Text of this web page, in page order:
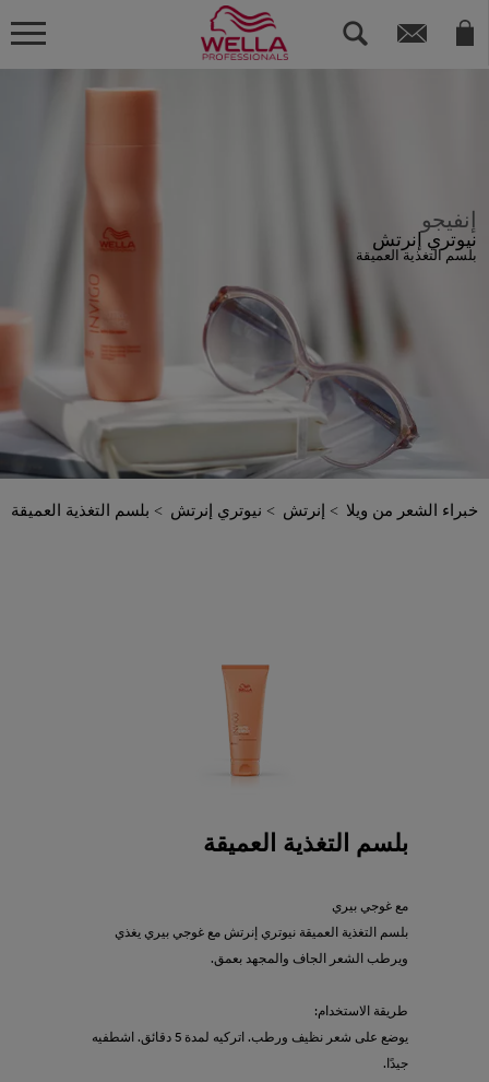
إنفيجو
نيوتري إنرتش
بلسم التغذية العميقة
خبراء الشعر من ويلا إنرتش نيوتري إنرتش بلسم التغذية العميقة
بلسم التغذية العميقة
مع غوجي بيري
بلسم التغذية العميقة نيوتري إنرتش مع غوجي بيري يغذي
ويرطب الشعر الجاف والمجهد بعمق.
طريقة الاستخدام:
يوضع على شعر نظيف ورطب. اتركيه لمدة 5 دقائق. اشطفيه
جيدًا.